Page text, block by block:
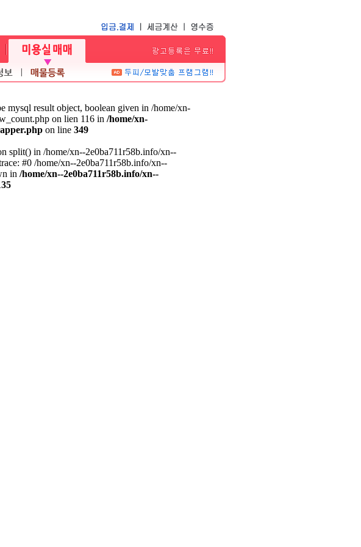
mysql result object, boolean given in /home/xn-
on lien 116 in /home/xn-
on line 349
split() in /home/xn--2e0ba711r58b.info/xn--
#0 /home/xn--2e0ba711r58b.info/xn--
in /home/xn--2e0ba711r58b.info/xn--